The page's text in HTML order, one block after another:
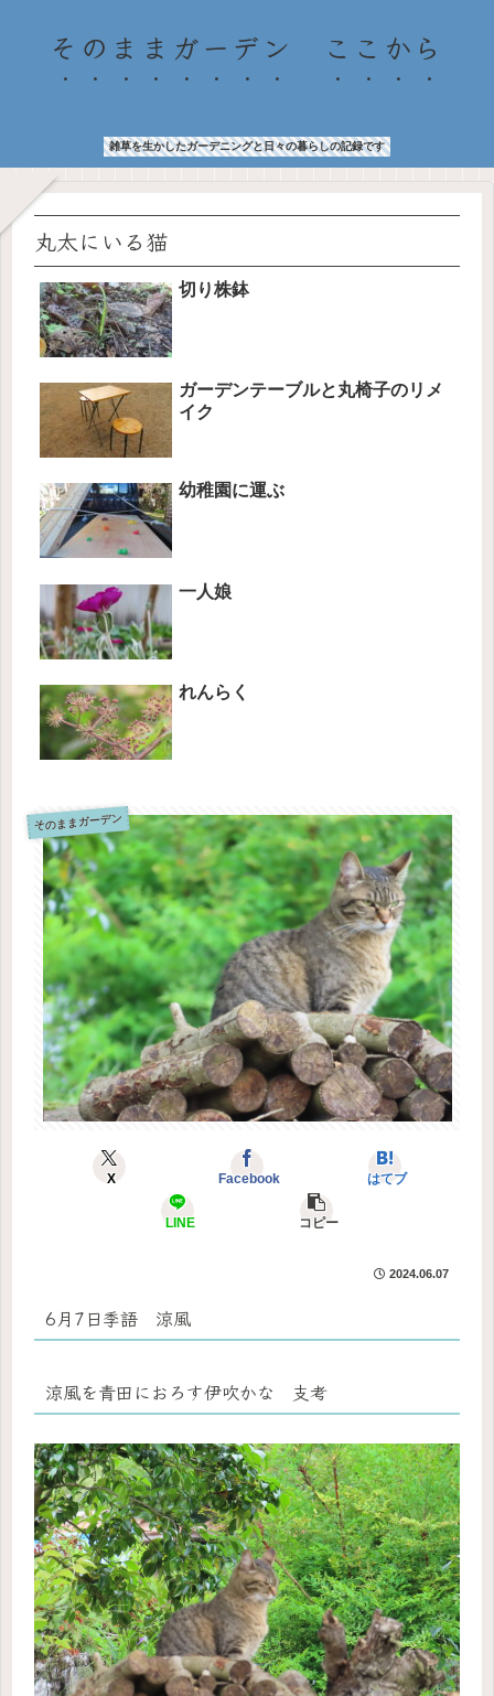
そのままガーデン ここから
雑草を生かしたガーデニングと日々の暮らしの記録です
丸太にいる猫
切り株鉢
ガーデンテーブルと丸椅子のリメ
イク
幼稚園に運ぶ
一人娘
れんらく
そのままガーデン
X Facebook はてブ
LINE コピー
2024.06.07
6月7日季語 涼風
涼風を青田におろす伊吹かな 支考